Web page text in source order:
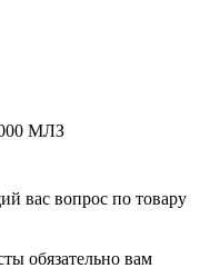
МЛЗ
вас вопрос по товару
обязательно вам